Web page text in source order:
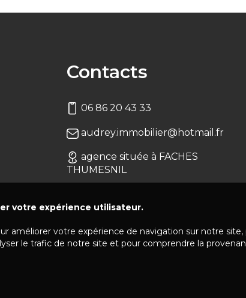
Contacts
06 86 20 43 33
audrey.immobilier@hotmail.fr
agence située à FACHES
THUMESNIL
votre expérience utilisateur.
améliorer votre expérience de navigation sur notre
le trafic de notre site et pour comprendre la